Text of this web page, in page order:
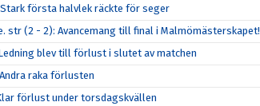
Stark första halvlek räckte för seger
str (2 - 2): Avancemang till final i Malmömästerskapet!
blev till förlust i slutet av matchen
raka förlusten
förlust under torsdagskvällen